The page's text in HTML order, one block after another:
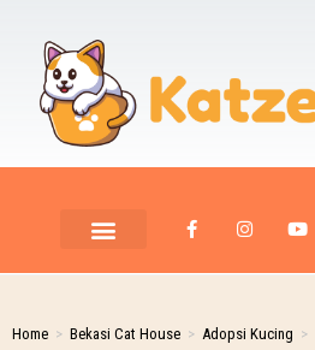
Home > Bekasi Cat House > Adopsi Kucing >